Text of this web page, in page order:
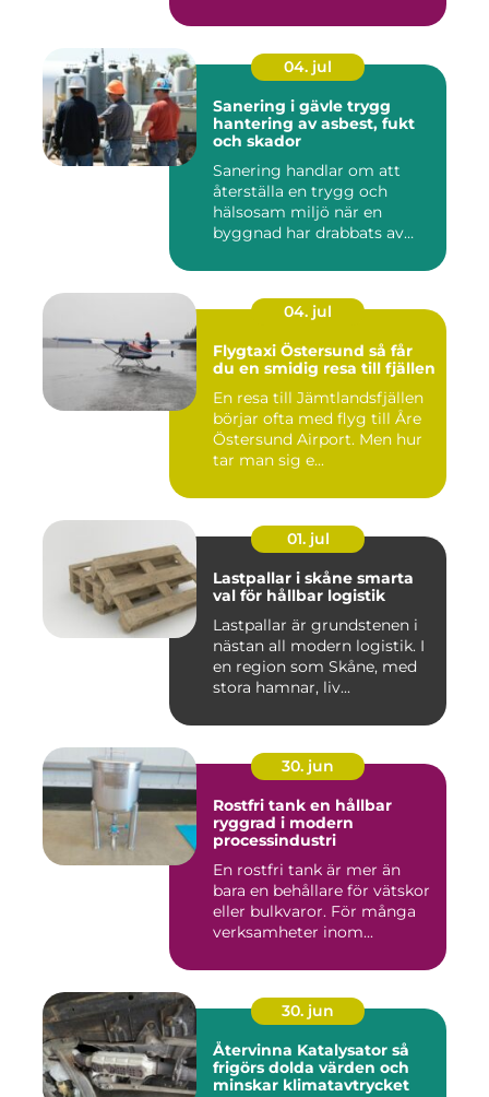
04. jul
Sanering i gävle trygg
hantering av asbest, fukt
och skador
Sanering handlar om att
återställa en trygg och
hälsosam miljö när en
byggnad har drabbats av
04. jul
Flygtaxi Östersund så får
du en smidig resa till fjällen
En resa till Jämtlandsfjällen
börjar ofta med flyg till Åre
Östersund Airport. Men hur
tar man sig e...
01. jul
Lastpallar i skåne smarta
val för hållbar logistik
Lastpallar är grundstenen i
nästan all modern logistik. I
en region som Skåne, med
stora hamnar, liv...
30. jun
Rostfri tank en hållbar
ryggrad i modern
processindustri
En rostfri tank är mer än
bara en behållare för vätskor
eller bulkvaror. För många
verksamheter inom...
30. jun
Återvinna Katalysator så
frigörs dolda värden och
minskar klimatavtrycket